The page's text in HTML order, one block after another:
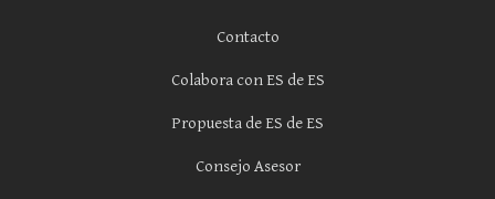
Contacto
Colabora con ES de ES
Propuesta de ES de ES
Consejo Asesor